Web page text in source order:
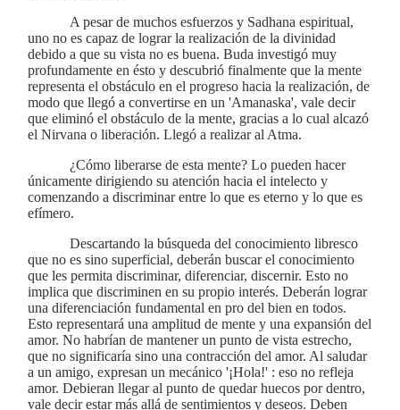
A pesar de muchos esfuerzos y Sadhana espiritual,
uno no es capaz de lograr la realización de la divinidad
debido a que su vista no es buena. Buda investigó muy
profundamente en ésto y descubrió finalmente que la mente
representa el obstáculo en el progreso hacia la realización, de
modo que llegó a convertirse en un 'Amanaska', vale decir
que eliminó el obstáculo de la mente, gracias a lo cual alcazó
el Nirvana o liberación. Llegó a realizar al Atma.
¿Cómo liberarse de esta mente? Lo pueden hacer
únicamente dirigiendo su atención hacia el intelecto y
comenzando a discriminar entre lo que es eterno y lo que es
efímero.
Descartando la búsqueda del conocimiento libresco
que no es sino superficial, deberán buscar el conocimiento
que les permita discriminar, diferenciar, discernir. Esto no
implica que discriminen en su propio interés. Deberán lograr
una diferenciación fundamental en pro del bien en todos.
Esto representará una amplitud de mente y una expansión del
amor. No habrían de mantener un punto de vista estrecho,
que no significaría sino una contracción del amor. Al saludar
a un amigo, expresan un mecánico '¡Hola!' : eso no refleja
amor. Debieran llegar al punto de quedar huecos por dentro,
vale decir estar más allá de sentimientos y deseos. Deben